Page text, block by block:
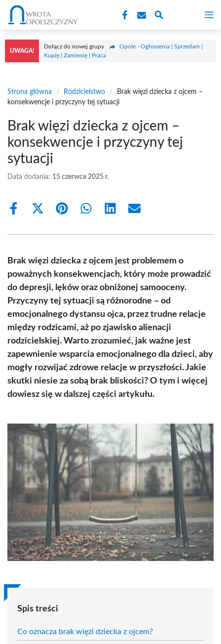
Przejdź
treści
UWAGA!
Dołącz do nowej grupy
Opole - Ogłoszenia | Sprzedam |
Kupię | Zamienię | Praca
Strona główna / Rodzicielstwo /
Brak więzi dziecka z ojcem –
konsekwencje i przyczyny tej sytuacji
Brak więzi dziecka z ojcem –
konsekwencje i przyczyny tej
sytuacji
Data dodania: 15 czerwca 2025 r.
Share
Share
(Twitter)
Share Share Share Share
Brak więzi dziecka z ojcem jest problemem o
poważnych konsekwencjach, który może prowadzić
do depresji, lęków oraz obniżonej samooceny.
Przyczyny tej sytuacji są różnorodne – od
emocjonalnego dystansu ojca, przez trudne relacje
między rodzicami, aż po zjawisko alienacji
rodzicielskiej. Warto zrozumieć, jak ważne jest
zapewnienie wsparcia emocjonalnego dla dzieci, aby
mogły rozwijać zdrowe relacje w przyszłości. Jakie
skutki niesie za sobą brak bliskości? O tym i więcej
dowiesz się w dalszej części artykułu.
Spis treści
Co oznacza brak więzi dziecka z ojcem?